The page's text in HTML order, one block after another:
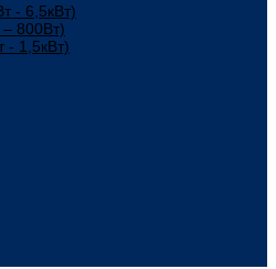
6,5кВт)
800Вт)
1,5кВт)